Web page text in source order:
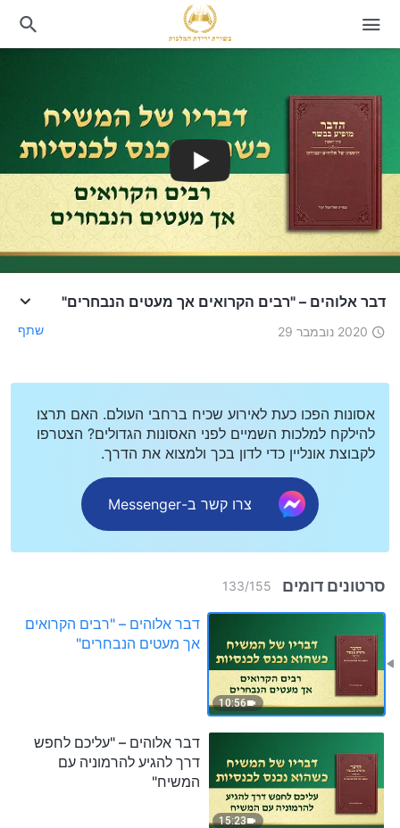
דבר אלוהים – "רבים הקרואים אך מעטים הנבחרים"
2020 נובמבר 29 שתף
אסונות הפכו כעת לאירוע שכיח ברחבי העולם. האם תרצו
להילקח למלכות השמיים לפני האסונות הגדולים? הצטרפו
לקבוצת אונליין כדי לדון בכך ולמצוא את הדרך.
צרו קשר ב-Messenger
סרטונים דומים 133/155
10:56
דבר אלוהים – "רבים הקרואים
אך מעטים הנבחרים"
15:23
דבר אלוהים – "עליכם לחפש
דרך להגיע להרמוניה עם
המשיח"